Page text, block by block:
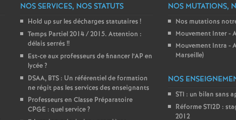
NOS SERVICES, NOS STATUTS
Hold up sur les décharges statutaires !
Temps Partiel 2014 / 2015. Attention :
délais serrés !!
Est-ce aux professeurs de financer l’AP en
lycée?
DSAA, BTS : Un référentiel de formation
ne régit pas les services des enseignants
Professeurs en Classe Préparatoire
CPGE : quel service?
NOS MUTATIONS,
Nos mutations
Mouvement Inter -
Mouvement Intra -
Marseille)
NOS
STI : un bilan sans
Réforme STI2D :
2012